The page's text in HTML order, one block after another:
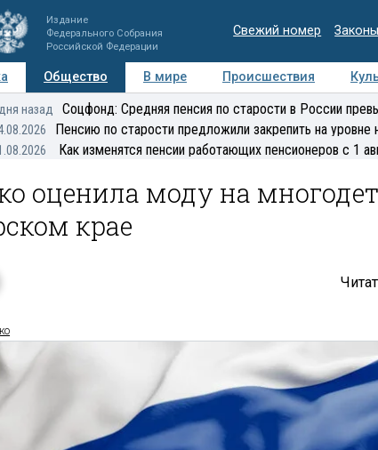
Издание
Федерального Собрания
Российской Федерации
Свежий номер Законы
Общество В мире Происшествия
Мнения Регионы Медиацентр Интервью
назад Соцфонд: Средняя пенсия по старости в России
Пенсию по старости предложили закрепить на уровне
Как изменятся пенсии работающих пенсионеров с 1
оценила моду на
крае